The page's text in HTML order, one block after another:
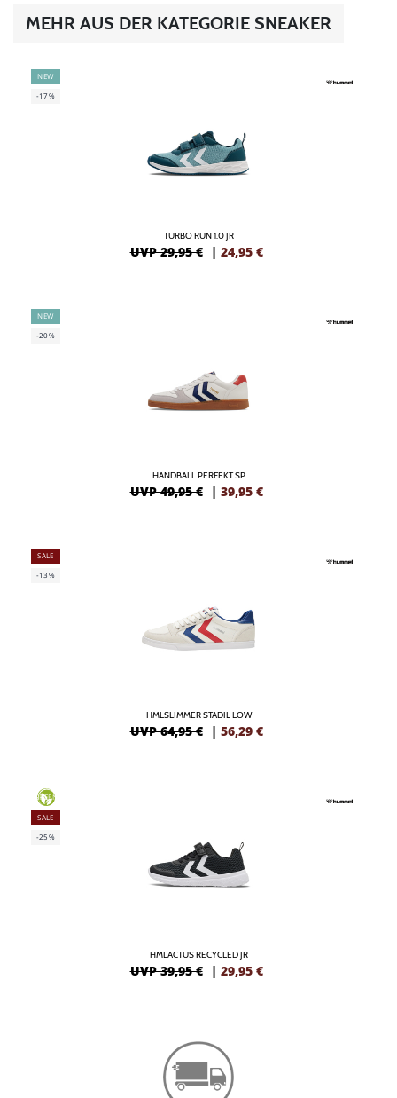
MEHR AUS DER KATEGORIE SNEAKER
NEW
-17%
TURBO RUN 1.0 JR
UVP 29,95 € | 24,95 €
NEW
-20%
HANDBALL PERFEKT SP
UVP 49,95 € | 39,95 €
SALE
-13%
HMLSLIMMER STADIL LOW
UVP 64,95 € | 56,29 €
GREEN
SALE
-25%
HMLACTUS RECYCLED JR
UVP 39,95 € | 29,95 €